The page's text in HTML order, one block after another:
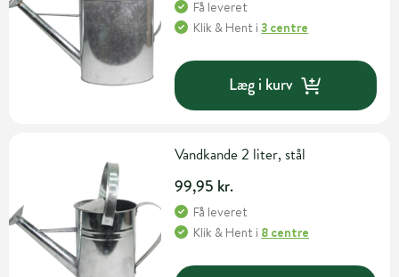
Få leveret
Klik & Hent i3 centre
Læg i kurv
Vandkande 2 liter, stål
99,95 kr.
Få leveret
Klik & Hent i 8 centre